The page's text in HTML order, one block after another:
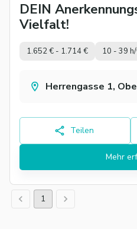
DEIN
Vielfalt!
1.652 € - 1.714 € 10 - 39
Herrengasse 1,
Teilen
Mehr
1